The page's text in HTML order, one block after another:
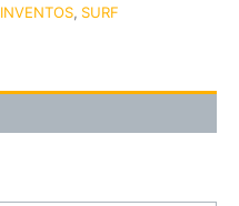
INVENTOS, SURF